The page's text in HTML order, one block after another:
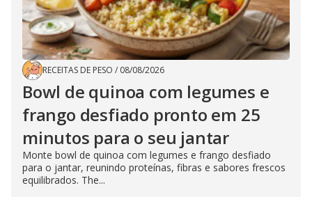
RECEITAS DE PESO / 08/08/2026
Bowl de quinoa com legumes e
frango desfiado pronto em 25
minutos para o seu jantar
Monte bowl de quinoa com legumes e frango desfiado
para o jantar, reunindo proteínas, fibras e sabores frescos
equilibrados. The...